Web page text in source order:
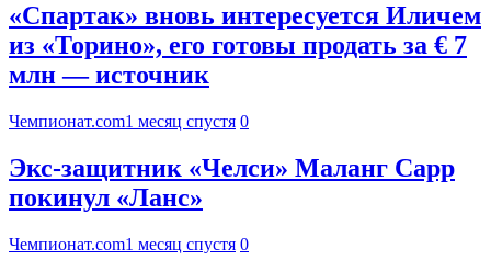
«Спартак» вновь интересуется Иличем
из «Торино», его готовы продать за € 7
млн — источник
Чемпионат.com1 месяц спустя 0
Экс-защитник «Челси» Маланг Сарр
покинул «Ланс»
Чемпионат.com1 месяц спустя 0